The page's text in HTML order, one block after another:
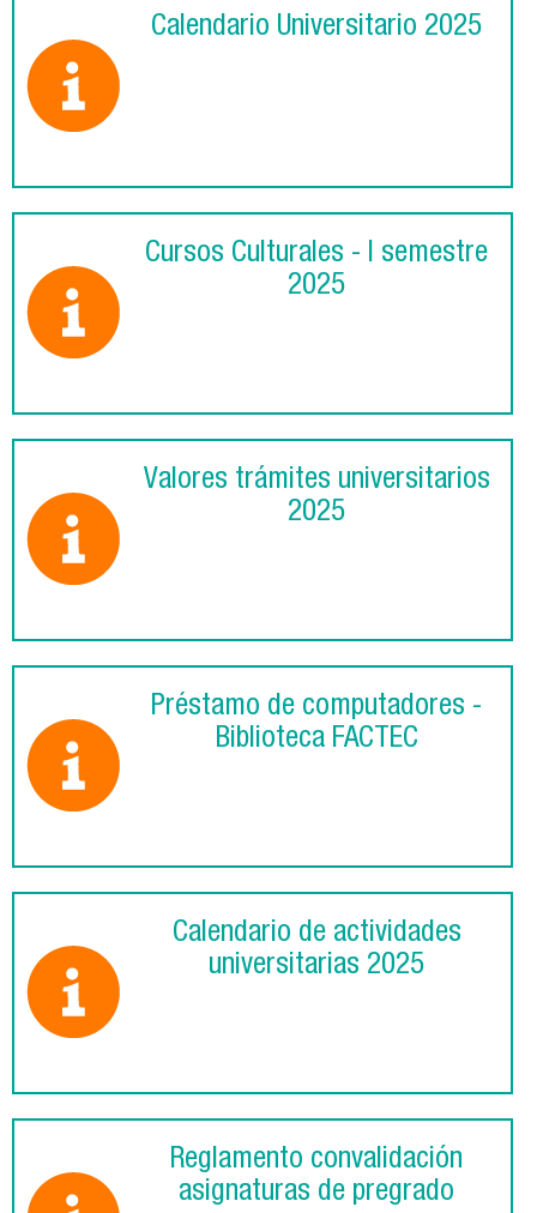
Calendario Universitario 2025
Cursos Culturales - I semestre
2025
Valores trámites universitarios
2025
Préstamo de computadores -
Biblioteca FACTEC
Calendario de actividades
universitarias 2025
Reglamento convalidación
asignaturas de pregrado